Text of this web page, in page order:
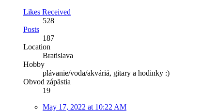
Likes Received
528
Posts
187
Location
Bratislava
Hobby
plávanie/voda/akváriá, gitary a hodinky :)
Obvod zápästia
19
May 17, 2022 at 10:22 AM